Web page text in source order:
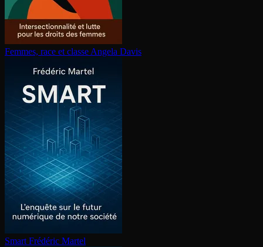
Femmes, race et classe Angela Davis
Smart Frédéric Martel